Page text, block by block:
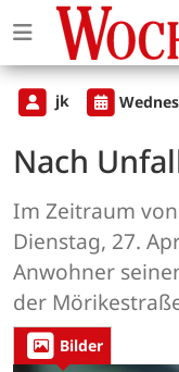
jk
Nach
Im Zeitraum
Dienstag, 27.
Anwohner
der
Bilder